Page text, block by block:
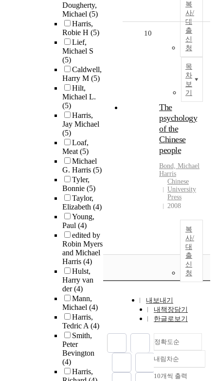
Dougherty,
Michael (5)
Harris,
Robie H (5)
Lief,
Michael S
(5)
Caldwell,
Harry M (5)
Hilt,
Michael L.
(5)
Harris,
Jay Michael
(5)
Loaf,
Meat(5)
Michael
G. Harris (5)
Tyler,
Bonnie (5)
Taylor,
Elizabeth (4)
Young,
Paul (4)
edited by
Robin Myers
and Michael
Harris (4)
Hulst,
Harry van
der(4)
Mann,
Michael (4)
Harris,
Tedric A(4)
Smith,
Peter
Bevington
(4)
Harris,
복
사/
대
출
신
청
목
차
보
기
10
The
psychology
of the
Chinese
people
Bond, Michael
Harris
Chinese
University
Press
2008
복
사/
대
출
신
청
내보내기
내책장담기
한글로보기
정확도순
정확도
순
내림차순
10개씩 출력